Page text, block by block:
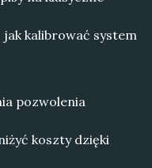
kalibrować system
pozwolenia
koszty dzięki